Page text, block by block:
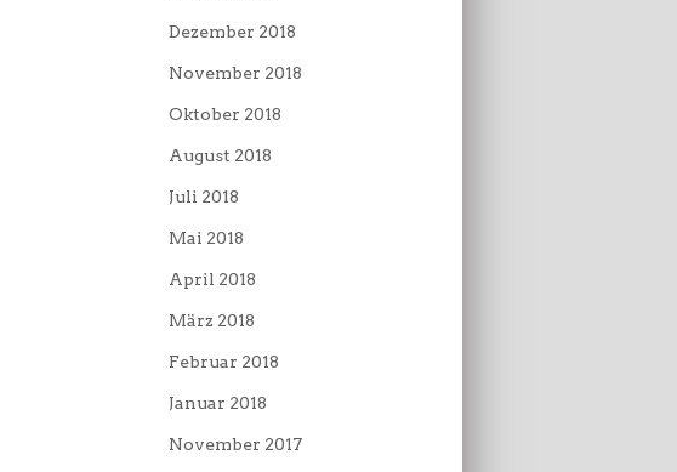
Dezember 2018
November 2018
Oktober 2018
August 2018
Juli 2018
Mai 2018
April 2018
März 2018
Februar 2018
Januar 2018
November 2017